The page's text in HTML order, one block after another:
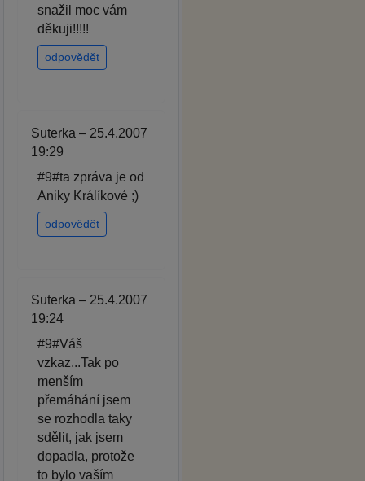
snažil moc vám
děkuji!!!!!
odpovědět
Suterka – 25.4.2007
19:29
#9#ta zpráva je od
Aniky Králíkové ;)
odpovědět
Suterka – 25.4.2007
19:24
#9#Váš
vzkaz...Tak po
menším
přemáhání jsem
se rozhodla taky
sdělit, jak jsem
dopadla, protože
to bylo vaším